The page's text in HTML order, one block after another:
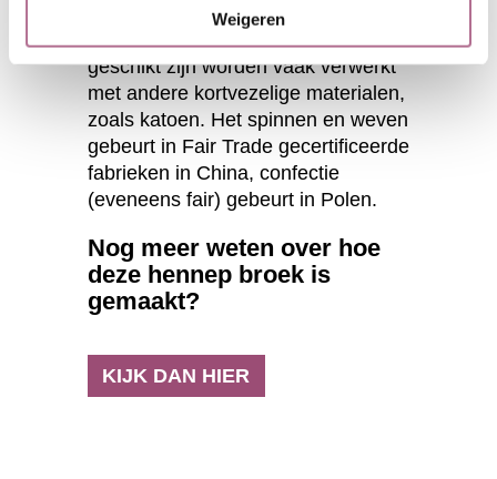
Weigeren
alleen geselecteerde lange vezels
gebruikt. De korte vezels die niet
geschikt zijn worden vaak verwerkt
met andere kortvezelige materialen,
zoals katoen. Het spinnen en weven
gebeurt in Fair Trade gecertificeerde
fabrieken in China, confectie
(eveneens fair) gebeurt in Polen.
Nog meer weten over hoe
deze hennep broek is
gemaakt?
KIJK DAN HIER